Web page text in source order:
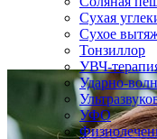
Сухая
Сухое
Тонзиллор
УВЧ-
Ударно-
УФО